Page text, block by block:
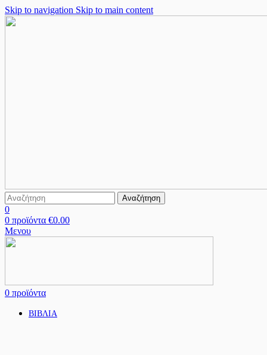
Skip to navigation Skip to main content
Αναζήτηση
0
0 προϊόντα €0.00
Μενου
0 προϊόντα
ΒΙΒΛΙΑ